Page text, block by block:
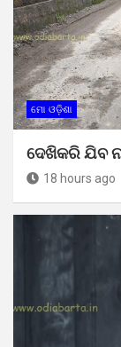
ମୋ ଓଡ଼ିଶା
ଦେଖିକରି ଯିବ
18 hours ago